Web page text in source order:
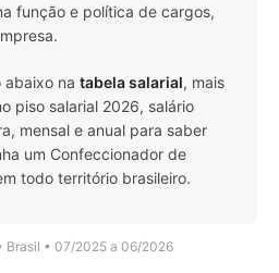
função e política de cargos,
abaixo na tabela salarial, mais
piso salarial 2026, salário
mensal e anual para saber
um Confeccionador de
todo território brasileiro.
Brasil • 07/2025 a 06/2026